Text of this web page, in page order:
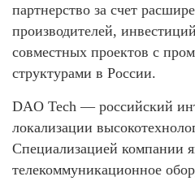
партнерство за счет
производителей,
совместных проектов с
структурами в России.
DAO Tech — российский
локализации
Специализацией компании
телекоммуникационное